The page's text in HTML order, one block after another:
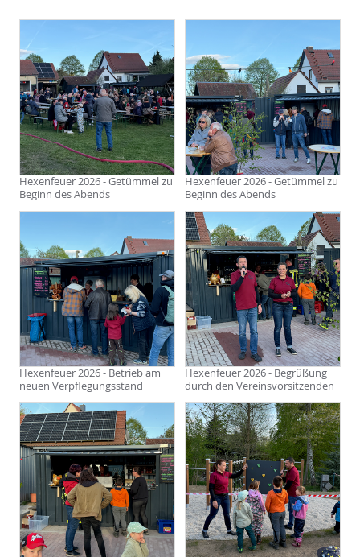
Hexenfeuer 2026 - Getümmel zu
Beginn des Abends
Hexenfeuer 2026 - Getümmel zu
Beginn des Abends
Hexenfeuer 2026 - Betrieb am
neuen Verpflegungsstand
Hexenfeuer 2026 - Begrüßung
durch den Vereinsvorsitzenden